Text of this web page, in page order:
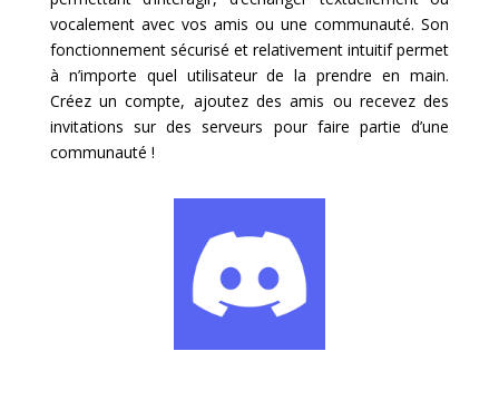
vocalement avec vos amis ou une communauté. Son
fonctionnement sécurisé et relativement intuitif permet
à n’importe quel utilisateur de la prendre en main.
Créez un compte, ajoutez des amis ou recevez des
invitations sur des serveurs pour faire partie d’une
communauté !